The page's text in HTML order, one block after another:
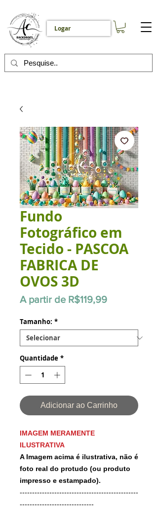
Logar
Fundo
Fotográfico em
Tecido - PASCOA
FABRICA DE
OVOS 3D
A partir de R$119,99Preço
Tamanho: *
Quantidade *
Adicionar ao Carrinho
IMAGEM MERAMENTE
ILUSTRATIVA
A Imagem acima é ilustrativa, não é
foto real do protudo (ou produto
impresso e estampado).
------------------------------------------------
------------------------------